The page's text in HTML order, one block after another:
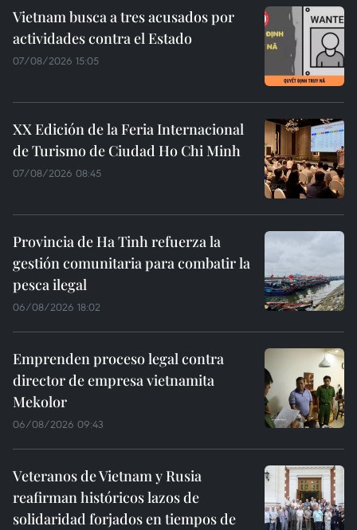
Vietnam busca a tres acusados por
actividades contra el Estado
07/08/2026 15:05
XX Edición de la Feria Internacional
de Turismo de Ciudad Ho Chi Minh
07/08/2026 08:45
Provincia de Ha Tinh refuerza la
gestión comunitaria para combatir la
pesca ilegal
06/08/2026 18:02
Emprenden proceso legal contra
director de empresa vietnamita
Mekolor
06/08/2026 09:43
Veteranos de Vietnam y Rusia
reafirman históricos lazos de
solidaridad forjados en tiempos de